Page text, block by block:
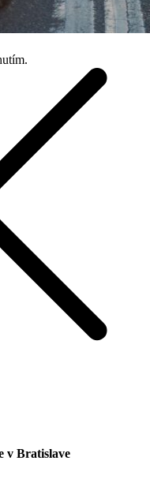
v Bratislave